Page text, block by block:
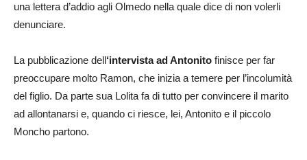
una lettera d’addio agli Olmedo nella quale dice di non volerli
denunciare.
La pubblicazione dell‘intervista ad Antonito finisce per far
preoccupare molto Ramon, che inizia a temere per l’incolumità
del figlio. Da parte sua Lolita fa di tutto per convincere il marito
ad allontanarsi e, quando ci riesce, lei, Antonito e il piccolo
Moncho partono.